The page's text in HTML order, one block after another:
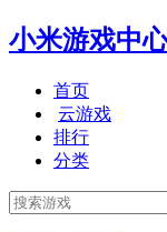
小米游戏中
首页
云游戏
排行
分类